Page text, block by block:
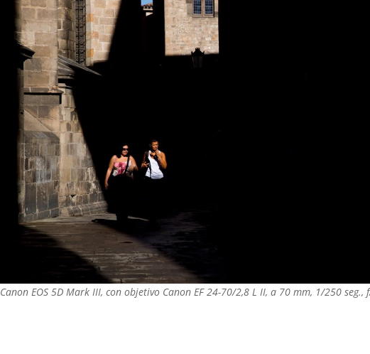
Canon EOS 5D Mark III, con objetivo Canon EF 24-70/2,8 L II, a 70 mm, 1/250 seg.,